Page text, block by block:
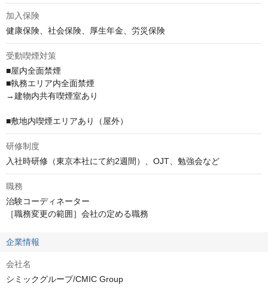
加入保険
健康保険、社会保険、厚生年金、労災保険
受動喫煙対策
■屋内全面禁煙
■執務エリア内全面禁煙
→建物内共有喫煙室あり
■敷地内喫煙エリアあり（屋外）
研修制度
入社時研修（東京本社にて約2週間）、OJT、勉強会など
職務
治験コーディネーター
［職務変更の範囲］会社の定める職務
企業情報
会社名
シミックグループ/CMIC Group